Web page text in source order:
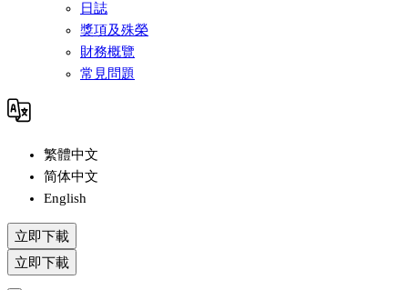
日誌
獎項及殊榮
財務概覽
常見問題
繁體中文
简体中文
English
立即下載
立即下載